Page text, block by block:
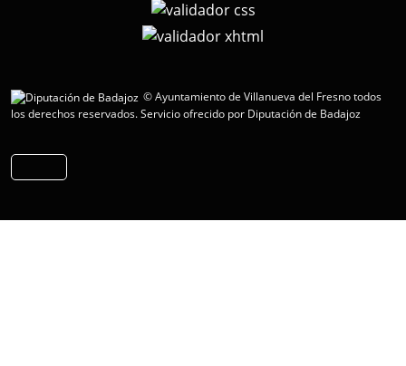
© Ayuntamiento de Villanueva del Fresno todos
los derechos reservados.Servicio ofrecido por Diputación de Badajoz